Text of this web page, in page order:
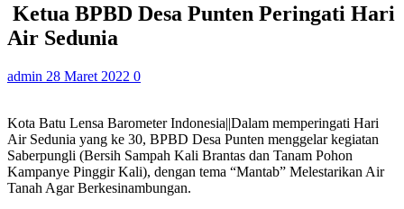
Ketua BPBD Desa Punten Peringati Hari
Air Sedunia
admin 28 Maret 2022 0
Kota Batu Lensa Barometer Indonesia||Dalam memperingati Hari
Air Sedunia yang ke 30, BPBD Desa Punten menggelar kegiatan
Saberpungli (Bersih Sampah Kali Brantas dan Tanam Pohon
Kampanye Pinggir Kali), dengan tema “Mantab” Melestarikan Air
Tanah Agar Berkesinambungan.